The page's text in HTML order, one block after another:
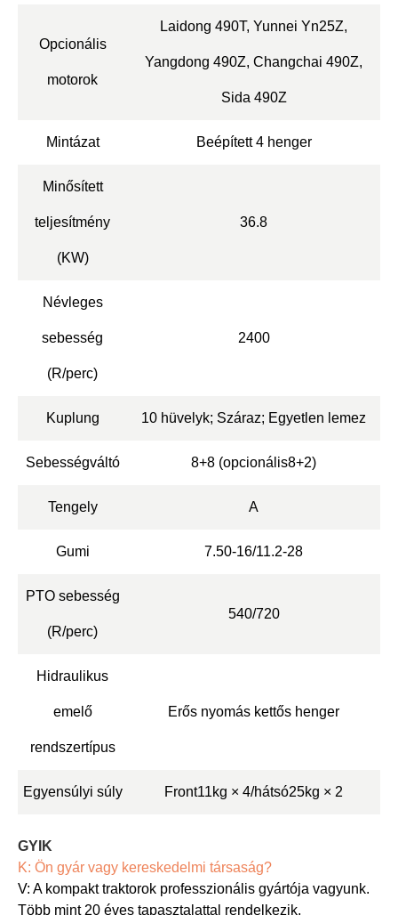
Opcionális
motorok
Laidong 490T, Yunnei Yn25Z,
Yangdong 490Z, Changchai 490Z,
Sida 490Z
Mintázat Beépített 4 henger
Minősített
teljesítmény
(KW)
36.8
Névleges
sebesség
(R/perc)
2400
Kuplung 10 hüvelyk; Száraz; Egyetlen lemez
Sebességváltó 8+8 (opcionális8+2)
Tengely A
Gumi 7.50-16/11.2-28
PTO sebesség
(R/perc)
540/720
Hidraulikus
emelő
rendszertípus
Erős nyomás kettős henger
Egyensúlyi súly Front11kg × 4/hátsó25kg × 2
GYIK
K: Ön gyár vagy kereskedelmi társaság?
V: A kompakt traktorok professzionális gyártója vagyunk.
Több mint 20 éves tapasztalattal rendelkezik.